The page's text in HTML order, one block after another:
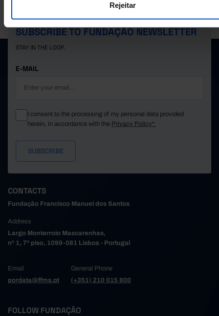
Rejeitar
PORDATA IS A PROJECT OF THE FUNDAÇÃO FRANCISCO MANUEL DOS
SANTOS.
SUBSCRIBE TO FUNDAÇÃO NEWSLETTER
STAY IN THE LOOP.
E-MAIL
I consent to the processing of my personal data provided
herein, in accordance with the Privacy Policy*
CONTACTS
Fundação Francisco Manuel dos Santos
Address
Largo Monterroio Mascarenhas,
nº 1, 7º piso, 1099-081 Lisboa - Portugal
Email
pordata@ffms.pt
General Phone
(+351) 210 015 800
FOLLOW FUNDAÇÃO